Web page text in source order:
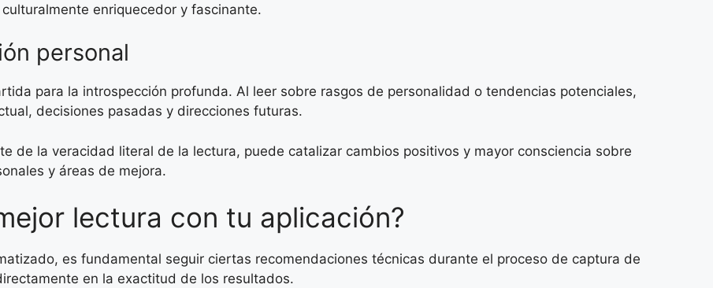
enriquecedor y fascinante.
personal
para la introspección profunda. Al leer sobre rasgos de personalidad o tendencias potenciales,
decisiones pasadas y direcciones futuras.
de la veracidad literal de la lectura, puede catalizar cambios positivos y mayor consciencia sobre
y áreas de mejora.
lectura con tu aplicación?
es fundamental seguir ciertas recomendaciones técnicas durante el proceso de captura de
en la exactitud de los resultados.